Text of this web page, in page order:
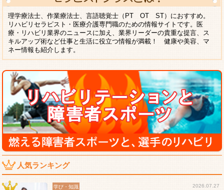
理学療法士、作業療法士、言語聴覚士（PT OT ST）におすすめ。
リハビリセラピスト・医療介護専門職のための情報サイトです。医
療・リハビリ業界のニュースに加え、業界リーダーの貴重な提言、ス
キルアップ術など仕事と生活に役立つ情報が満載！ 健康や美容、マ
ネー情報も紹介します。
人気ランキング
学び・知識 2026.07.27